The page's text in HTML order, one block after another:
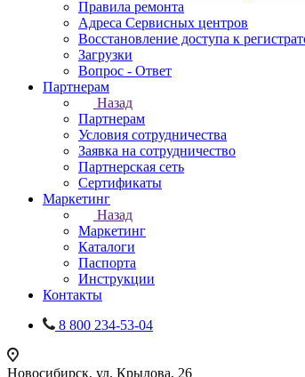
Правила ремонта
Адреса Сервисных центров
Восстановление доступа к
Загрузки
Вопрос - Ответ
Партнерам
Назад
Партнерам
Условия сотрудничества
Заявка на сотрудничество
Партнерская сеть
Сертификаты
Маркетинг
Назад
Маркетинг
Каталоги
Паспорта
Инструкции
Контакты
8 800 234-53-04
Новосибирск, ул. Крылова, 26